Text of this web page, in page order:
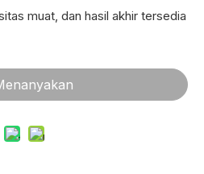
muat, dan hasil akhir tersedia